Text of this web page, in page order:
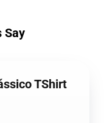
Say
TShirt